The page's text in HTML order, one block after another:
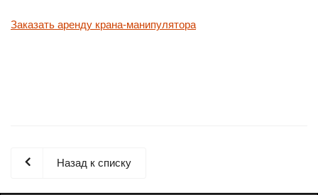
Заказать аренду крана-манипулятора
Назад к списку